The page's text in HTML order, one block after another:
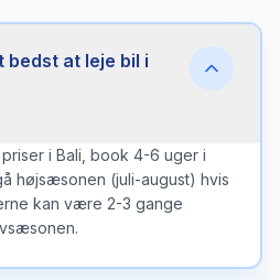
bedst at leje bil i
i Bali, book 4-6 uger i
højsæsonen (juli-august) hvis
kan være 2-3 gange